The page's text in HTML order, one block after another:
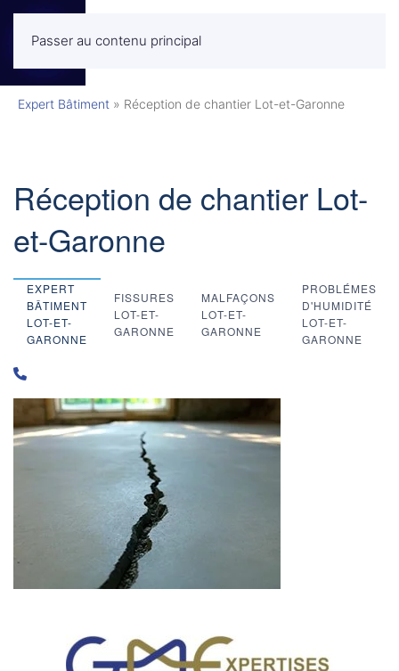
Passer au contenu principalMENU
Expert Bâtiment » Réception de chantier Lot-et-Garonne
Réception de chantier Lot-
et-Garonne
EXPERT
BÂTIMENT
LOT-ET-
GARONNE
FISSURES
LOT-ET-
GARONNE
MALFAÇONS
LOT-ET-
GARONNE
PROBLÉMES
D'HUMIDITÉ
LOT-ET-
GARONNE